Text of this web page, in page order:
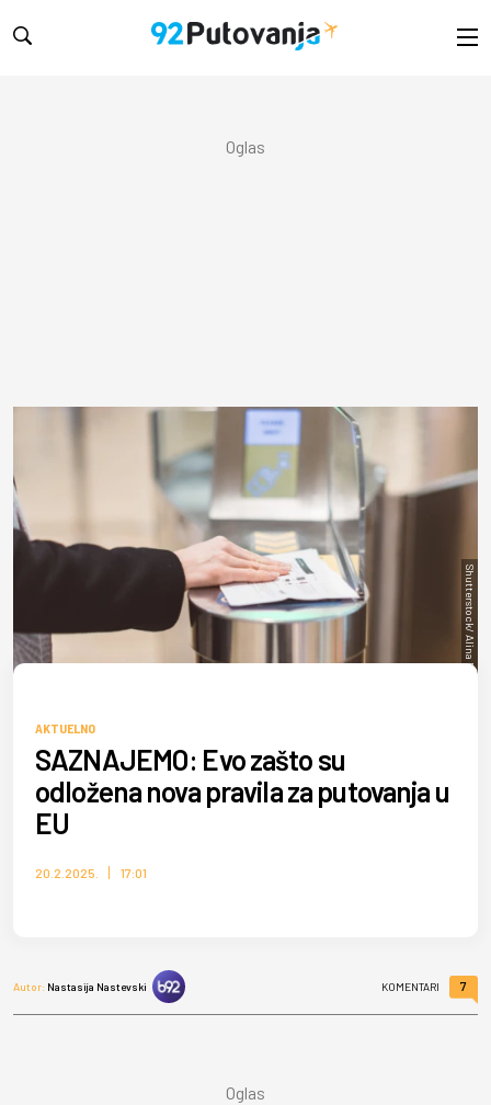
Shutterstock/ Alina Rosanova
AKTUELNO
SAZNAJEMO: Evo zašto su
odložena nova pravila za putovanja u
EU
20.2.2025. 17:01
Autor: Nastasija Nastevski KOMENTARI 7